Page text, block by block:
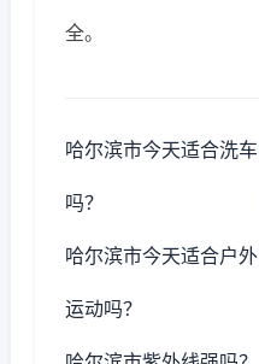
全。
哈尔滨市今天适合洗车
吗？
哈尔滨市今天适合户外
运动吗？